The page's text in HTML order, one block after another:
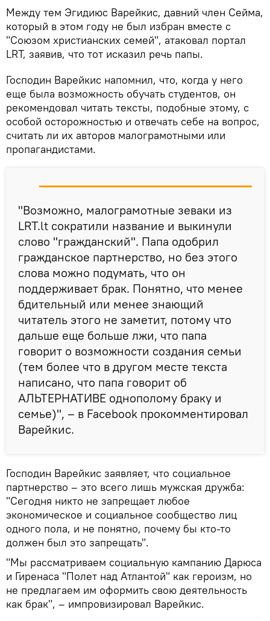
Между тем Эгидиюс Варейкис, давний член Сейма,
который в этом году не был избран вместе с
"Союзом христианских семей", атаковал портал
LRT, заявив, что тот исказил речь папы.
Господин Варейкис напомнил, что, когда у него
еще была возможность обучать студентов, он
рекомендовал читать тексты, подобные этому, с
особой осторожностью и отвечать себе на вопрос,
считать ли их авторов малограмотными или
пропагандистами.
"Возможно, малограмотные зеваки из
LRT.lt сократили название и выкинули
слово "гражданский". Папа одобрил
гражданское партнерство, но без этого
слова можно подумать, что он
поддерживает брак. Понятно, что менее
бдительный или менее знающий
читатель этого не заметит, потому что
дальше еще больше лжи, что папа
говорит о возможности создания семьи
(тем более что в другом месте текста
написано, что папа говорит об
АЛЬТЕРНАТИВЕ однополому браку и
семье)", – в Facebook прокомментировал
Варейкис.
Господин Варейкис заявляет, что социальное
партнерство – это всего лишь мужская дружба:
"Сегодня никто не запрещает любое
экономическое и социальное сообщество лиц
одного пола, и не понятно, почему бы кто-то
должен был это запрещать".
"Мы рассматриваем социальную кампанию Дарюса
и Гиренаса "Полет над Атлантой" как героизм, но
не предлагаем им оформить свою деятельность
как брак", – импровизировал Варейкис.